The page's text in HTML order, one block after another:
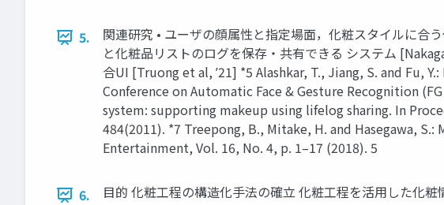
5.
関連研究 • ユーザの顔属性と指定場面，化粧スタイルに合
と化粧品リストのログを保存・共有できる システム
合UI [Truong et al, ʼ21] *5 Alashkar, T., Jiang, S. and Fu,
Conference on Automatic Face & Gesture Recognition
system: supporting makeup using lifelog sharing. In
484(2011). *7 Treepong, B., Mitake, H. and Hasegawa,
Entertainment, Vol. 16, No. 4, p. 1–17 (2018). 5
6. 目的 化粧工程の構造化手法の確立 化粧工程を活用した化